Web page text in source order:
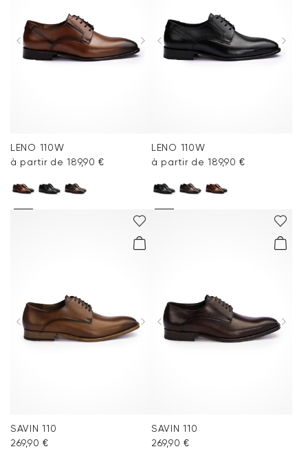
Accessoires
Vacation Shop
Inspiration
LENO 110W
à partir de 189,90 €
LENO 110W
à partir de 189,90 €
SAVIN 110
269,90 €
SAVIN 110
269,90 €